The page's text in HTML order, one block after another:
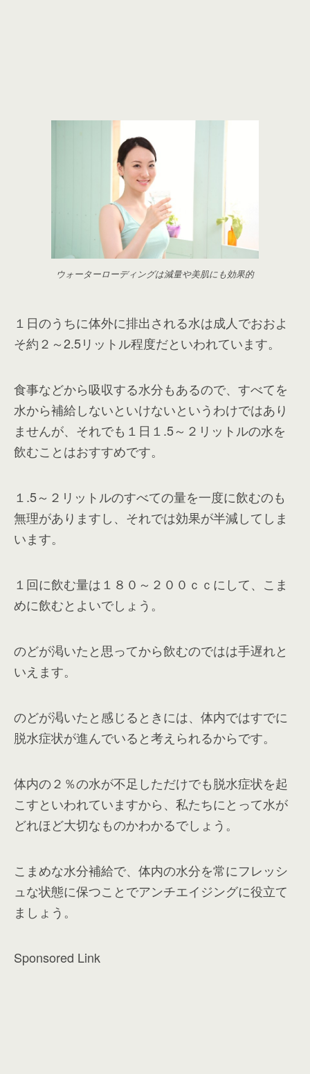
ウォーターローディングは減量や美肌にも効果的
１日のうちに体外に排出される水は成人でおおよ
そ約２～2.5リットル程度だといわれています。
食事などから吸収する水分もあるので、すべてを
水から補給しないといけないというわけではあり
ませんが、それでも１日１.5～２リットルの水を
飲むことはおすすめです。
１.5～２リットルのすべての量を一度に飲むのも
無理がありますし、それでは効果が半減してしま
います。
１回に飲む量は１８０～２００ｃｃにして、こま
めに飲むとよいでしょう。
のどが渇いたと思ってから飲むのではは手遅れと
いえます。
のどが渇いたと感じるときには、体内ではすでに
脱水症状が進んでいると考えられるからです。
体内の２％の水が不足しただけでも脱水症状を起
こすといわれていますから、私たちにとって水が
どれほど大切なものかわかるでしょう。
こまめな水分補給で、体内の水分を常にフレッシ
ュな状態に保つことでアンチエイジングに役立て
ましょう。
Sponsored Link